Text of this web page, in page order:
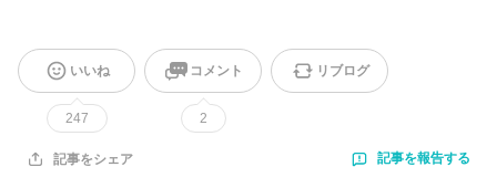
いいね
247
コメント
2
リブログ
記事をシェア 記事を報告する